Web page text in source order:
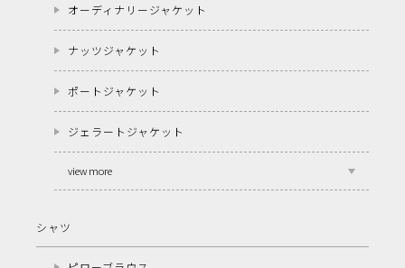
オーディナリージャケット
ナッツジャケット
ポートジャケット
ジェラートジャケット
view more
シャツ